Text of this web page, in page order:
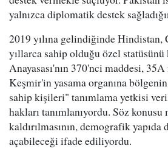
yalnızca diplomatik destek
2019 yılına gelindiğinde
yıllarca sahip olduğu özel statüsünü
Anayasası'nın 370'nci maddesi, 35A
Keşmir'in yasama organına
sahip kişileri" tanımlama yetkisi
hakları tanımlanıyordu. Söz konusu
kaldırılmasının, demografik
açabileceği ifade ediliyordu.